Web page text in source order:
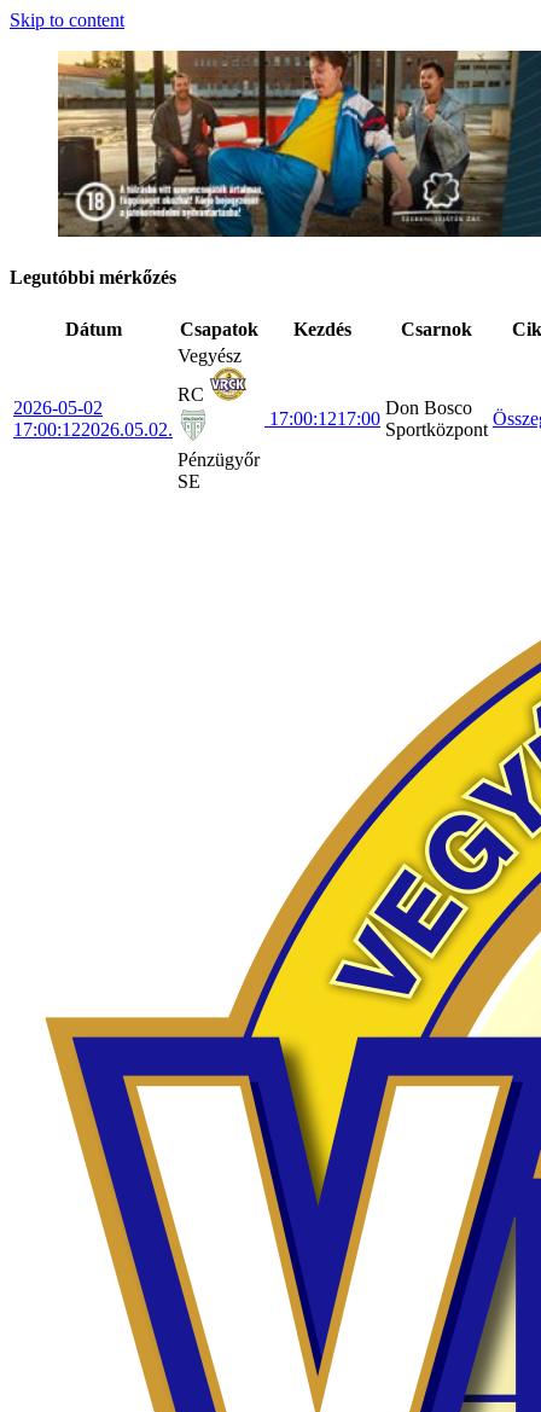
Skip to content
Legutóbbi mérkőzés
Dátum Csapatok Kezdés Csarnok
2026-05-02
17:00:122026.05.02.
Vegyész
RC
Pénzügyőr
SE
17:00:1217:00
Don Bosco
Sportközpont